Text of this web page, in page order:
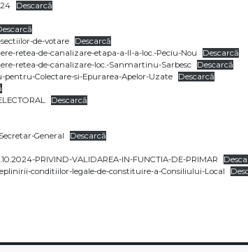
Descarcă
de-votare
Descarcă
retea-de-canalizare-etapa-a-II-a-loc.-Peciu-Nou
Descarcă
retea-de-canalizare-loc.-Sanmartinu-Sarbesc
Descarcă
Colectare-si-Epurarea-Apelor-Uzate
Descarcă
Descarcă
General
Descarcă
PRIVIND-VALIDAREA-IN-FUNCTIA-DE-PRIMAR
conditiilor-legale-de-constituire-a-Consiliului-Local